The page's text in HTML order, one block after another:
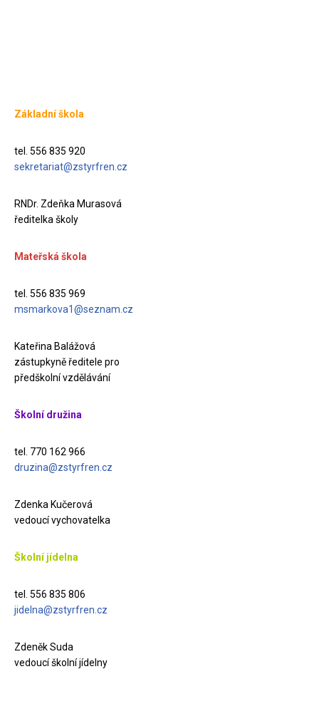
Základní škola
tel. 556 835 920
sekretariat@zstyrfren.cz
RNDr. Zdeňka Murasová
ředitelka školy
Mateřská škola
tel. 556 835 969
msmarkova1@seznam.cz
Kateřina Balážová
zástupkyně ředitele pro
předškolní vzdělávání
Školní družina
tel. 770 162 966
druzina@zstyrfren.cz
Zdenka Kučerová
vedoucí vychovatelka
Školní jídelna
tel. 556 835 806
jidelna@zstyrfren.cz
Zdeněk Suda
vedoucí školní jídelny